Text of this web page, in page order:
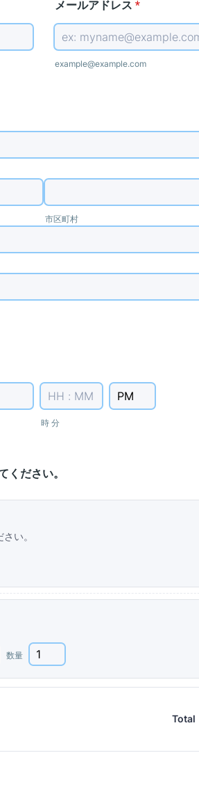
メールアドレス *
example@example.com
市区町村
時 分
ください。
い。
数量
Total